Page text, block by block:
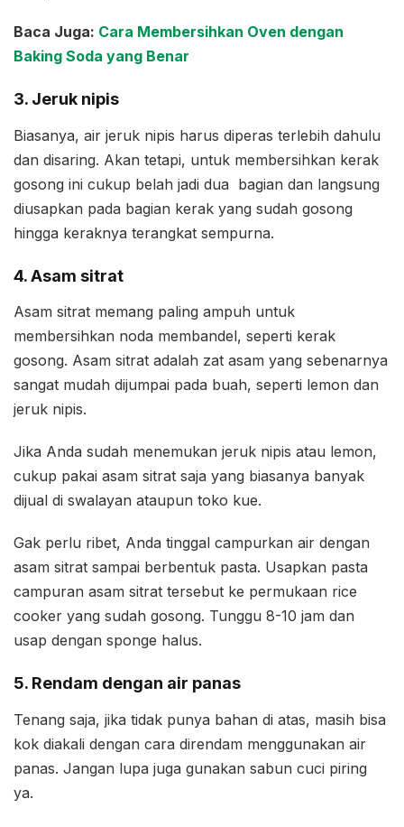
Baca Juga: Cara Membersihkan Oven dengan
Baking Soda yang Benar
3. Jeruk nipis
Biasanya, air jeruk nipis harus diperas terlebih dahulu
dan disaring. Akan tetapi, untuk membersihkan kerak
gosong ini cukup belah jadi dua bagian dan langsung
diusapkan pada bagian kerak yang sudah gosong
hingga keraknya terangkat sempurna.
4. Asam sitrat
Asam sitrat memang paling ampuh untuk
membersihkan noda membandel, seperti kerak
gosong. Asam sitrat adalah zat asam yang sebenarnya
sangat mudah dijumpai pada buah, seperti lemon dan
jeruk nipis.
Jika Anda sudah menemukan jeruk nipis atau lemon,
cukup pakai asam sitrat saja yang biasanya banyak
dijual di swalayan ataupun toko kue.
Gak perlu ribet, Anda tinggal campurkan air dengan
asam sitrat sampai berbentuk pasta. Usapkan pasta
campuran asam sitrat tersebut ke permukaan rice
cooker yang sudah gosong. Tunggu 8-10 jam dan
usap dengan sponge halus.
5. Rendam dengan air panas
Tenang saja, jika tidak punya bahan di atas, masih bisa
kok diakali dengan cara direndam menggunakan air
panas. Jangan lupa juga gunakan sabun cuci piring
ya.